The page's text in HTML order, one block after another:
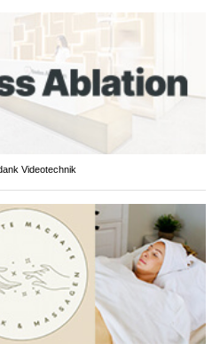
Videotechnik